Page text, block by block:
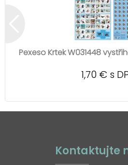
Pexeso Krtek W031448
1,70 € s
Kontaktujte